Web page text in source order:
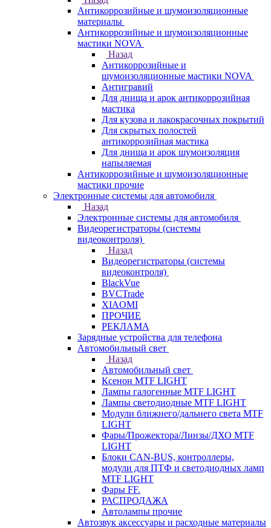
Антикоррозийные и шумоизоляционные
материалы
Антикоррозийные и шумоизоляционные
мастики NOVA
Назад
Антикоррозийные и
шумоизоляционные мастики NOVA
Антигравий
Для днища и арок антикоррозийная
мастика
Для кузова и лакокрасочных покрытий
Для скрытых полостей
антикоррозийная мастика
Для днища и арок шумоизоляция
напыляемая
Антикоррозийные и шумоизоляционные
мастики прочие
Электронные системы для автомобиля
Назад
Электронные системы для автомобиля
Видеорегистраторы (системы
видеоконтроля)
Назад
Видеорегистраторы (системы
видеоконтроля)
BlackVue
BVCTrade
XIAOMI
ПРОЧИЕ
РЕКЛАМА
Зарядные устройства для телефона
Автомобильный свет
Назад
Автомобильный свет
Ксенон MTF LIGHT
Лампы галогенные MTF LIGHT
Лампы светодиодные MTF LIGHT
Модули ближнего/дальнего света MTF
LIGHT
Фары/Прожектора/Линзы/ДХО MTF
LIGHT
Блоки CAN-BUS, контроллеры,
модули для ПТФ и светодиодных ламп
MTF LIGHT
Фары FF.
РАСПРОДАЖА
Автолампы прочие
Автозвук аксессуары и расходные материалы